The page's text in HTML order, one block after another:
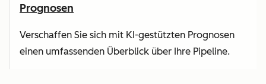
Prognosen
Verschaffen Sie sich mit KI-gestützten Prognosen
einen umfassenden Überblick über Ihre Pipeline.